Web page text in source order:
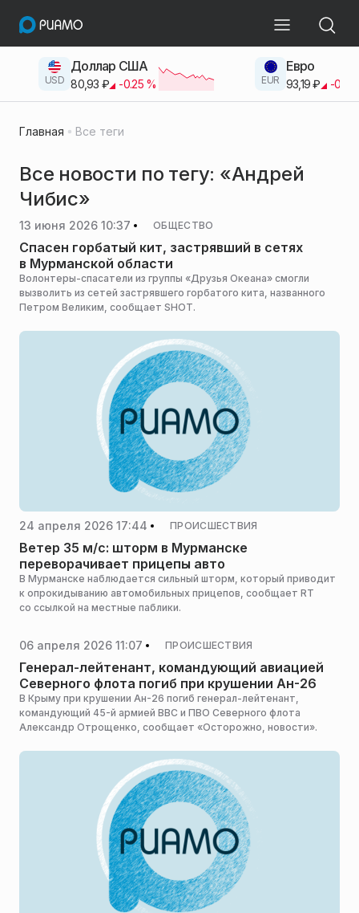
USD
Доллар США
80,93 ₽ -0.25% EUR
Евро
93,19 ₽ -0.42
Главная Все теги
Все новости по тегу: «Андрей
Чибис»
13 июня 2026 10:37 ОБЩЕСТВО
Спасен горбатый кит, застрявший в сетях
в Мурманской области
Волонтеры-спасатели из группы «Друзья Океана» смогли
вызволить из сетей застрявшего горбатого кита, названного
Петром Великим, сообщает SHOT.
24 апреля 2026 17:44 ПРОИСШЕСТВИЯ
Ветер 35 м/с: шторм в Мурманске
переворачивает прицепы авто
В Мурманске наблюдается сильный шторм, который приводит
к опрокидыванию автомобильных прицепов, сообщает RT
со ссылкой на местные паблики.
06 апреля 2026 11:07 ПРОИСШЕСТВИЯ
Генерал-лейтенант, командующий авиацией
Северного флота погиб при крушении Ан-26
В Крыму при крушении Ан-26 погиб генерал-лейтенант,
командующий 45-й армией ВВС и ПВО Северного флота
Александр Отрощенко, сообщает «Осторожно, новости».